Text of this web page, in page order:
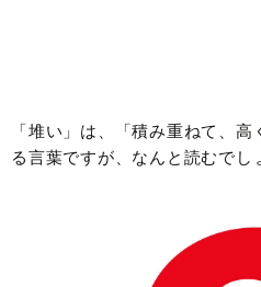
「堆い」は、「積み重ねて、
る言葉ですが、なんと読むでし